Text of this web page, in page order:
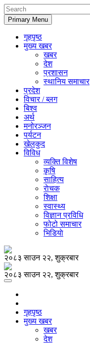
Primary Menu
गृहपृष्ठ
मुख्य खबर
खबर
देश
प्रशासन
स्थानिय समाचार
प्रदेश
विचार / ब्लग
बिश्व
अर्थ
मनोरञ्जन
पर्यटन
खेलकुद
विविध
व्यक्ति विशेष
कृषि
साहित्य
राेचक
शिक्षा
स्वास्थ्य
विज्ञान प्रविधि
फोटो समाचार
भिडियाे
२०८३ साउन २२, शुक्रबार
२०८३ साउन २२, शुक्रबार
गृहपृष्ठ
मुख्य खबर
खबर
देश